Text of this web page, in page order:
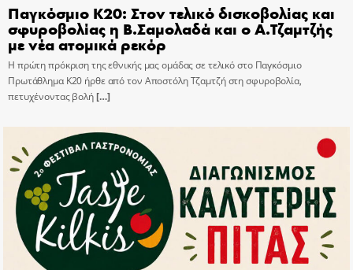
Παγκόσμιο Κ20: Στον τελικό δισκοβολίας και
σφυροβολίας η Β.Σαμολαδά και ο Α.Τζαμτζής
με νέα ατομικά ρεκόρ
Η πρώτη πρόκριση της εθνικής μας ομάδας σε τελικό στο Παγκόσμιο
Πρωτάθλημα Κ20 ήρθε από τον Αποστόλη Τζαμτζή στη σφυροβολία,
πετυχένοντας βολή[…]